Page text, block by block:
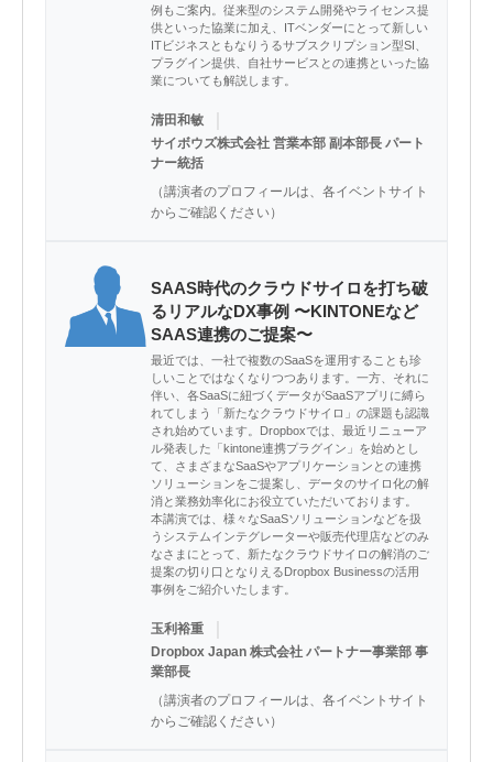
例もご案内。従来型のシステム開発やライセンス提
供といった協業に加え、ITベンダーにとって新しい
ITビジネスともなりうるサブスクリプション型SI、
プラグイン提供、自社サービスとの連携といった協
業についても解説します。
清田和敏
サイボウズ株式会社 営業本部 副本部長 パート
ナー統括
（講演者のプロフィールは、各イベントサイト
からご確認ください）
SAAS時代のクラウドサイロを打ち破
るリアルなDX事例 〜KINTONEなど
SAAS連携のご提案〜
最近では、一社で複数のSaaSを運用することも珍
しいことではなくなりつつあります。一方、それに
伴い、各SaaSに紐づくデータがSaaSアプリに縛ら
れてしまう「新たなクラウドサイロ」の課題も認識
され始めています。Dropboxでは、最近リニューア
ル発表した「kintone連携プラグイン」を始めとし
て、さまざまなSaaSやアプリケーションとの連携
ソリューションをご提案し、データのサイロ化の解
消と業務効率化にお役立ていただいております。
本講演では、様々なSaaSソリューションなどを扱
うシステムインテグレーターや販売代理店などのみ
なさまにとって、新たなクラウドサイロの解消のご
提案の切り口となりえるDropbox Businessの活用
事例をご紹介いたします。
玉利裕重
Dropbox Japan 株式会社 パートナー事業部 事
業部長
（講演者のプロフィールは、各イベントサイト
からご確認ください）